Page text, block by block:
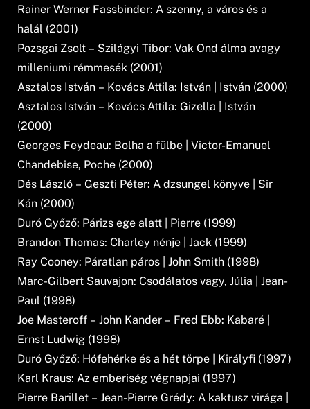
Rainer Werner Fassbinder: A szenny, a város és a
halál (2001)
Pozsgai Zsolt – Szilágyi Tibor: Vak Ond álma avagy
milleniumi rémmesék (2001)
Asztalos István – Kovács Attila: István | István (2000)
Asztalos István – Kovács Attila: Gizella | István
(2000)
Georges Feydeau: Bolha a fülbe | Victor-Emanuel
Chandebise, Poche (2000)
Dés László – Geszti Péter: A dzsungel könyve | Sir
Kán (2000)
Duró Győző: Párizs ege alatt | Pierre (1999)
Brandon Thomas: Charley nénje | Jack (1999)
Ray Cooney: Páratlan páros | John Smith (1998)
Marc-Gilbert Sauvajon: Csodálatos vagy, Júlia | Jean-
Paul (1998)
Joe Masteroff – John Kander – Fred Ebb: Kabaré |
Ernst Ludwig (1998)
Duró Győző: Hófehérke és a hét törpe | Királyfi (1997)
Karl Kraus: Az emberiség végnapjai (1997)
Pierre Barillet – Jean-Pierre Grédy: A kaktusz virága |